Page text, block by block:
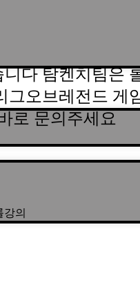
다 탐켄치팀은
오브레전드 게
로 문의주세요
강의